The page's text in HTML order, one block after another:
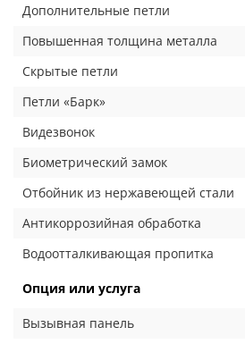
Дополнительные петли
Повышенная толщина металла
Скрытые петли
Петли «Барк»
Видезвонок
Биометрический замок
Отбойник из нержавеющей стали
Антикоррозийная обработка
Водоотталкивающая пропитка
Опция или услуга
Вызывная панель